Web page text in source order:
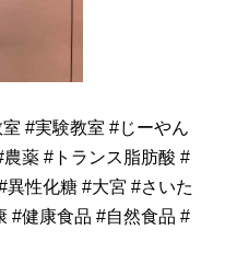
#実験教室 #じーやん
農薬 # トランス脂肪酸 #
異性化糖 #大宮 #さいた
#健康食品 #自然食品 #